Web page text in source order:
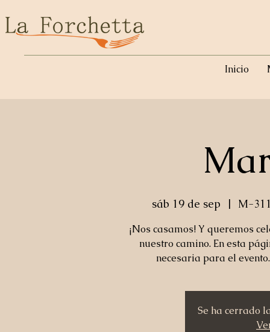
Inicio
sáb 19 de sep
  |
M-
¡Nos casamos! Y queremos
nuestro camino. En esta
necesaria para el
Se ha cerrado